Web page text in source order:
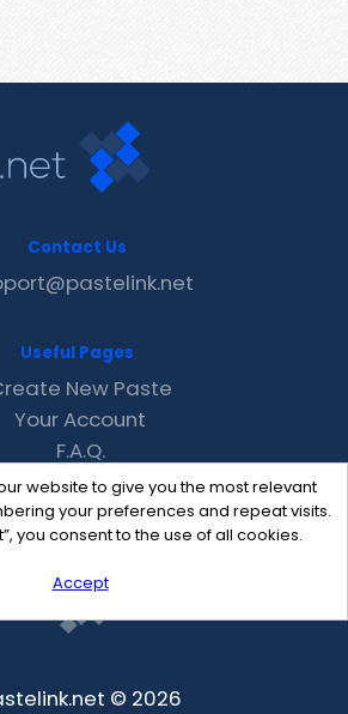
website to give you the most relevant
your preferences and repeat visits.
you consent to the use of all cookies.
Accept
Contact Us
Useful Pages
New Paste
Your Account
F.A.Q.
Recent
Contact
© 2026